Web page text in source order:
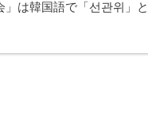
」は韓国語で「선관위」